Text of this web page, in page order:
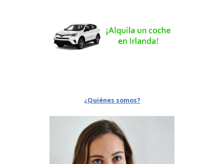
¿Quiénes somos?